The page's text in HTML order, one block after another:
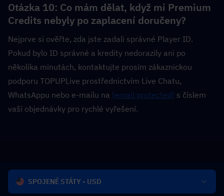
Otázka 10: Co mám dělat, když mi Premium
Credits nebyly po zaplacení doručeny?
Nejprve si ověřte, zda jste zadali správné Player ID.
Pokud bylo ID správné a kredity nedorazily ani po
několika minutách, kontaktujte prosím zákaznickou
podporu TOPUPLive prostřednictvím Live Chatu,
WhatsAppu nebo e-mailu na [email protected] s číslem
vaší objednávky pro rychlé vyřešení.
SPOJENÉ STÁTY - USD